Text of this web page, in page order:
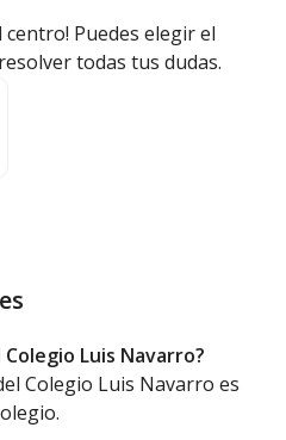
centro! Puedes elegir el
todas tus dudas.
Luis Navarro?
Colegio Luis Navarro es